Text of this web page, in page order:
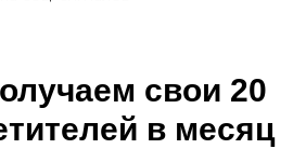
свои 20
в месяц